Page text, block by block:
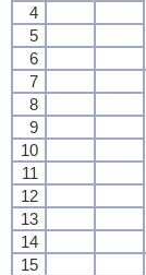
4
5
6
7
8
9
10
11
12
13
14
15